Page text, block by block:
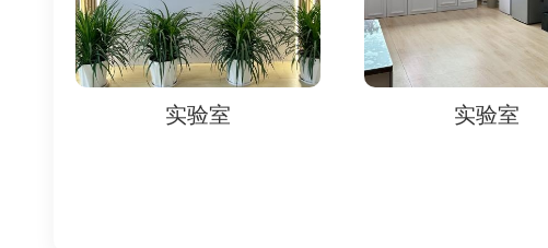
- 违反FCC法规可能面临单次最高16万美元罚款或刑事指控
4. 提升市场竞争力
- FCC标志是产品质量和安全性的背书，增强零售商（如亚
5. 全球化布局实验室 实验室